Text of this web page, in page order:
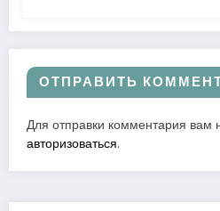
ОТПРАВИТЬ
Для отправки комментария вам
авторизоваться.